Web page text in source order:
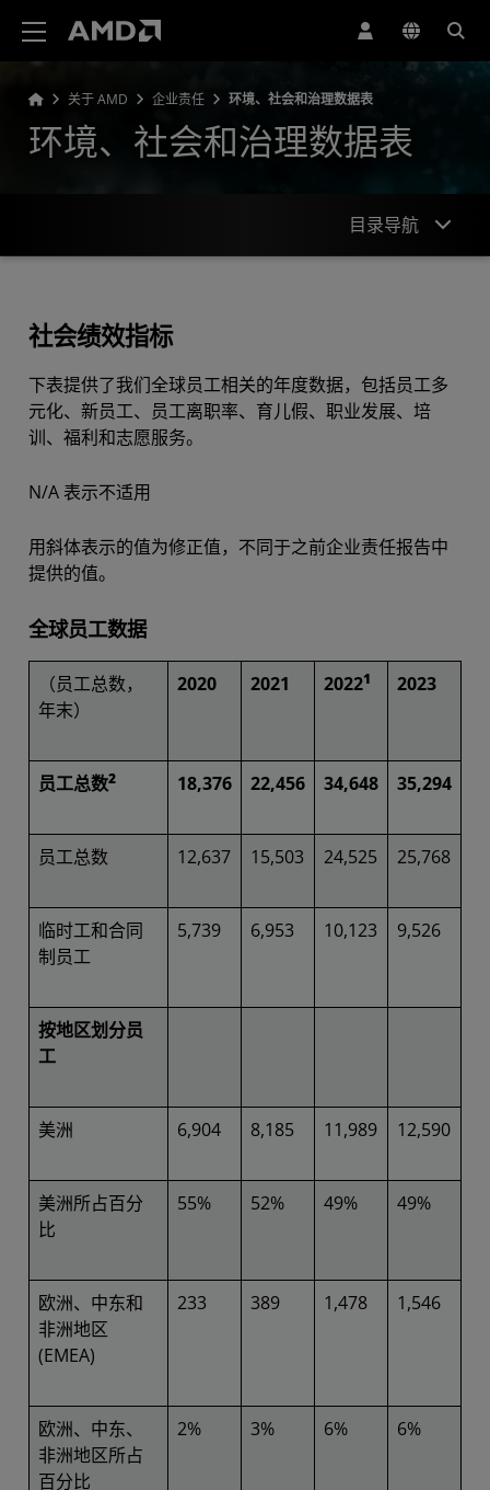
关于 AMD 企业责任 环境、社会和治理数据表
环境、社会和治理数据表
目录导航
经济绩效指标
社会绩效指标
下表提供了我们全球员工相关的年度数据，包括员工多
元化、新员工、员工离职率、育儿假、职业发展、培
训、福利和志愿服务。
N/A 表示不适用
用斜体表示的值为修正值，不同于之前企业责任报告中
提供的值。
全球员工数据
（员工总数，
年末）
2020 2021 20221 2023
员工总数2 18,376 22,456 34,648 35,294
员工总数 12,637 15,503 24,525 25,768
临时工和合同
制员工
5,739 6,953 10,123 9,526
按地区划分员
工
美洲 6,904 8,185 11,989 12,590
美洲所占百分
比
55% 52% 49% 49%
欧洲、中东和
非洲地区
(EMEA)
233 389 1,478 1,546
欧洲、中东、
非洲地区所占
百分比
2% 3% 6% 6%